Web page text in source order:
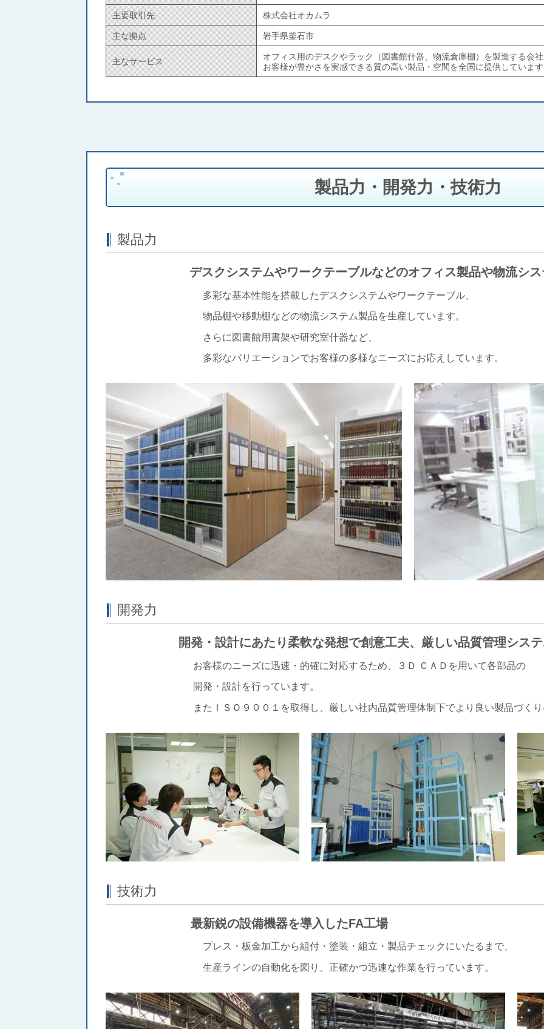
主要取引先 株式会社オカムラ
主な拠点 岩手県釜石市
主なサービス
オフィス用のデスクやラック（図書館什器、物流倉庫棚）を製造する会社
お客様が豊かさを実感できる質の高い製品・空間を全国に提供しています
製品力・開発力・技術力
製品力
デスクシステムやワークテーブルなどのオフィス製品や物流シ
多彩な基本性能を搭載したデスクシステムやワークテーブル、
物品棚や移動棚などの物流システム製品を生産しています。
さらに図書館用書架や研究室什器など、
多彩なバリエーションでお客様の多様なニーズにお応えしています。
開発力
開発・設計にあたり柔軟な発想で創意工夫、厳しい品質管理システ
お客様のニーズに迅速・的確に対応するため、３Ｄ ＣＡＤを用いて各部品の
開発・設計を行っています。
またＩＳＯ９００１を取得し、厳しい社内品質管理体制下でより良い製品づくりに
技術力
最新鋭の設備機器を導入したFA工場
プレス・板金加工から組付・塗装・組立・製品チェックにいたるまで、
生産ラインの自動化を図り、正確かつ迅速な作業を行っています。